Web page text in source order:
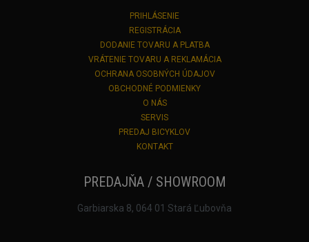
PRIHLÁSENIE
REGISTRÁCIA
DODANIE TOVARU A PLATBA
VRÁTENIE TOVARU A REKLAMÁCIA
OCHRANA OSOBNÝCH ÚDAJOV
OBCHODNÉ PODMIENKY
O NÁS
SERVIS
PREDAJ BICYKLOV
KONTAKT
PREDAJŇA / SHOWROOM
Garbiarska 8, 064 01 Stará Ľubovňa